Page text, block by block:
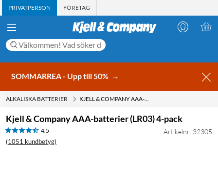
PRIVATPERSON FÖRETAG
SOMMARREA - Upp till 50% →
ALKALISKA BATTERIER KJELL & COMPANY AAA-BATTERIER (LR03) 4-PACK
Kjell & Company AAA-batterier (LR03) 4-pack
4.5
(1051 kundbetyg)
Artikelnr: 32305